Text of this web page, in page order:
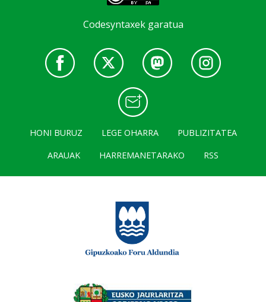
Codesyntaxek garatua
HONI BURUZ LEGE OHARRA
PUBLIZITATEA
ARAUAK
HARREMANETARAKO RSS